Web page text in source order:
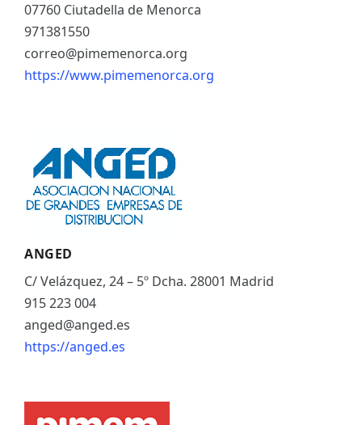
07760 Ciutadella de Menorca
971381550
correo@pimemenorca.org
https://www.pimemenorca.org
ANGED
C/ Velázquez, 24 – 5º Dcha. 28001 Madrid
915 223 004
anged@anged.es
https://anged.es